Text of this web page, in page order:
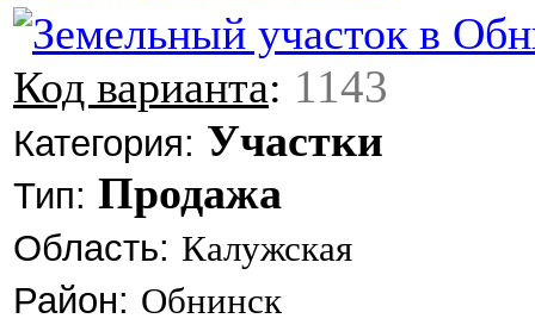
Код варианта: 1143
Категория: Участки
Тип: Продажа
Область: Калужская
Район: Обнинск